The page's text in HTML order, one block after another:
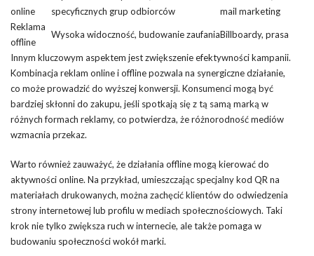
online
specyficznych grup odbiorców
mail marketing
Reklama
offline
Wysoka widoczność, budowanie zaufaniaBillboardy, prasa
Innym kluczowym aspektem jest zwiększenie efektywności kampanii.
Kombinacja reklam online i offline pozwala na synergiczne działanie,
co może prowadzić do wyższej konwersji. Konsumenci mogą być
bardziej skłonni do zakupu, jeśli spotkają się z tą samą marką w
różnych formach reklamy, co potwierdza, że różnorodność mediów
wzmacnia przekaz.
Warto również zauważyć, że działania offline mogą kierować do
aktywności online. Na przykład, umieszczając specjalny kod QR na
materiałach drukowanych, można zachęcić klientów do odwiedzenia
strony internetowej lub profilu w mediach społecznościowych. Taki
krok nie tylko zwiększa ruch w internecie, ale także pomaga w
budowaniu społeczności wokół marki.